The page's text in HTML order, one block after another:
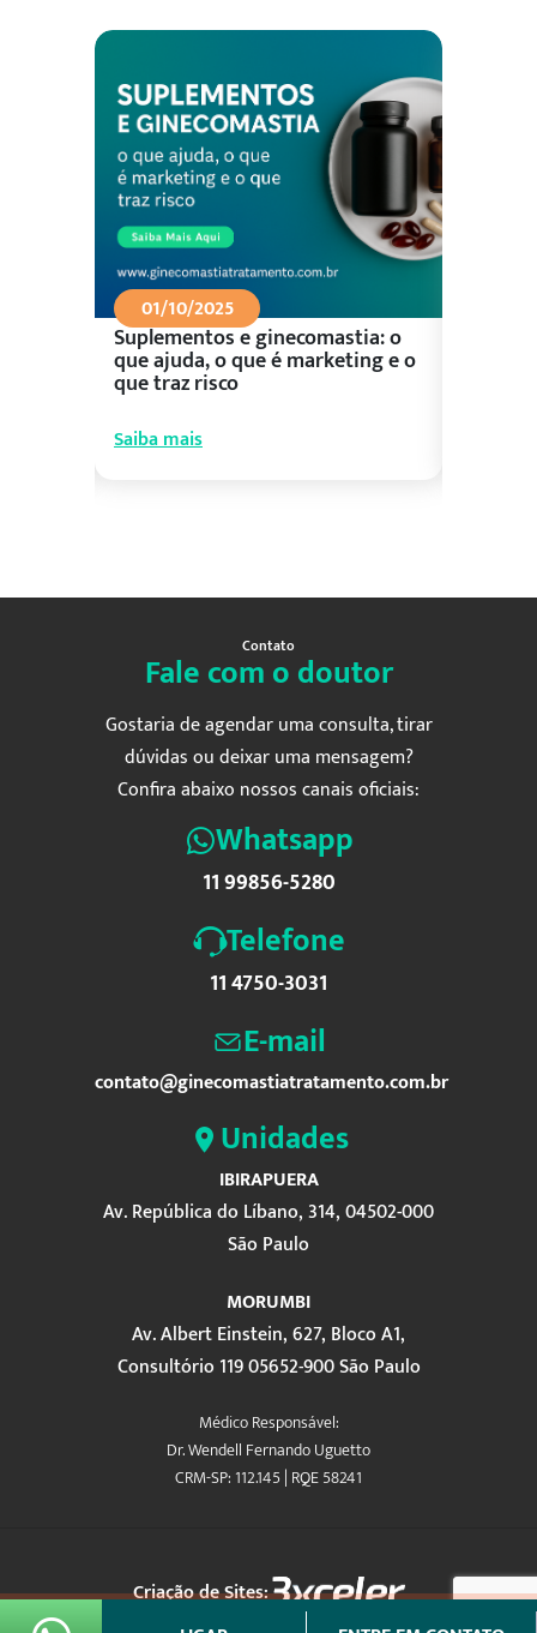
01/10/2025
Suplementos e ginecomastia: o
que ajuda, o que é marketing e o
que traz risco
Saiba mais
Contato
Fale com o doutor
Gostaria de agendar uma consulta, tirar
dúvidas ou deixar uma mensagem?
Confira abaixo nossos canais oficiais:
Whatsapp
11 99856-5280
Telefone
11 4750-3031
E-mail
contato@ginecomastiatratamento.com.br
Unidades
IBIRAPUERA
Av. República do Líbano, 314, 04502-000
São Paulo
MORUMBI
Av. Albert Einstein, 627, Bloco A1,
Consultório 119 05652-900 São Paulo
Médico Responsável:
Dr. Wendell Fernando Uguetto
CRM-SP: 112.145 | RQE 58241
Criação de Sites: